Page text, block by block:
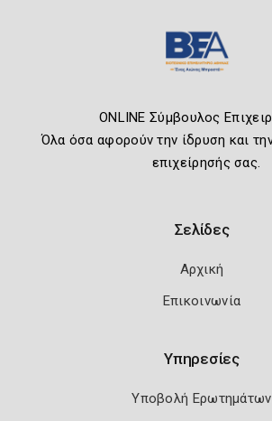
ONLINE Σύμβουλος
Όλα όσα αφορούν την ίδρυση και
επιχείρησής σας.
Σελίδες
Αρχική
Επικοινωνία
Υπηρεσίες
Υποβολή Ερωτημάτων